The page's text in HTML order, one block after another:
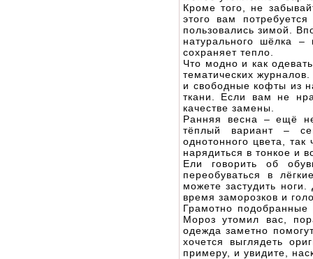
Кроме того, не
этого вам
пользовались зимой.
натурального шёлка –
сохраняет тепло.
Что модно и как
тематических
и свободные кофты из
ткани. Если вам не
качестве замены.
Ранняя весна – ещё
тёплый вариант –
однотонного цвета,
нарядиться в тонкое и
Ели говорить об
переобуваться в
можете застудить
время заморозков и
Грамотно подобранные
Мороз утомил вас,
одежда заметно
хочется выглядеть
примеру, и увидите,